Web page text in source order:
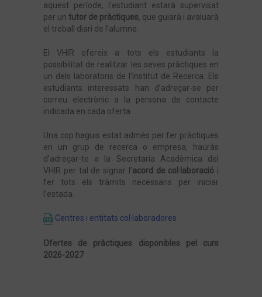
aquest període, l’estudiant estarà supervisat
per un tutor de pràctiques, que guiarà i avaluarà
el treball diari de l’alumne.
El VHIR ofereix a tots els estudiants la
possibilitat de realitzar les seves pràctiques en
un dels laboratoris de l’Institut de Recerca. Els
estudiants interessats han d’adreçar-se per
correu electrònic a la persona de contacte
indicada en cada oferta.
Una cop haguis estat admès per fer pràctiques
en un grup de recerca o empresa, hauràs
d’adreçar-te a la Secretaria Acadèmica del
VHIR per tal de signar l’acord de col·laboració i
fer tots els tràmits necessaris per iniciar
l’estada.
Centres i entitats col·laboradores
Ofertes de pràctiques disponibles pel curs
2026-2027